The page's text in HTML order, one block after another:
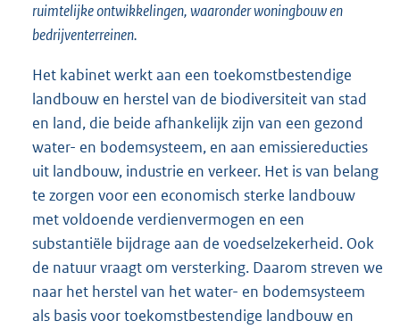
ruimtelijke ontwikkelingen, waaronder woningbouw en
bedrijventerreinen.
Het kabinet werkt aan een toekomstbestendige
landbouw en herstel van de biodiversiteit van stad
en land, die beide afhankelijk zijn van een gezond
water- en bodemsysteem, en aan emissiereducties
uit landbouw, industrie en verkeer. Het is van belang
te zorgen voor een economisch sterke landbouw
met voldoende verdienvermogen en een
substantiële bijdrage aan de voedselzekerheid. Ook
de natuur vraagt om versterking. Daarom streven we
naar het herstel van het water- en bodemsysteem
als basis voor toekomstbestendige landbouw en